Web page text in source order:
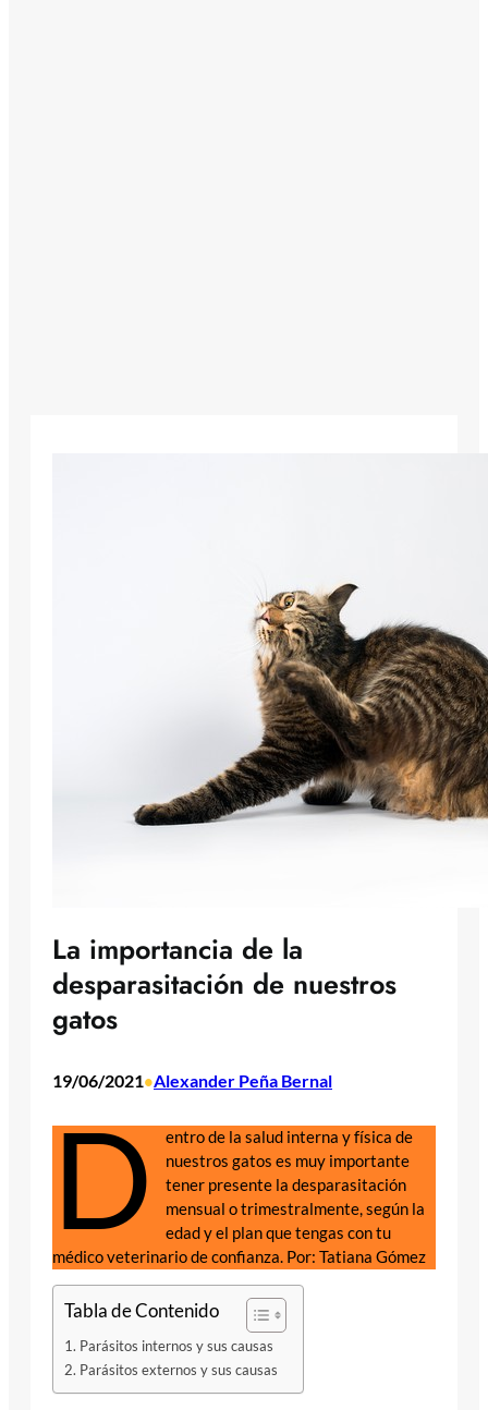
La importancia de la
desparasitación de nuestros
gatos
19/06/2021•Alexander Peña Bernal
D
entro de la salud interna y física de
nuestros gatos es muy importante
tener presente la desparasitación
mensual o trimestralmente, según la
edad y el plan que tengas con tu
médico veterinario de confianza. Por: Tatiana Gómez
Tabla de Contenido
Parásitos internos y sus causas
Parásitos externos y sus causas